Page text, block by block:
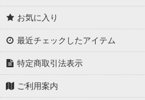
お気に入り
最近チェックしたアイテム
特定商取引法表示
ご利用案内